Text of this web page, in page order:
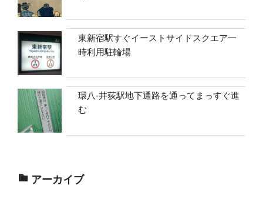
東新宿駅すぐイーストサイドスクエア一
時利用駐輪場
環八-井荻駅地下通路を通ってまっすぐ進
む
アーカイブ